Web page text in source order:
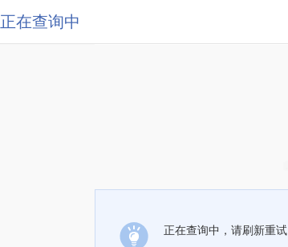
正在查询中
正在查询中，请刷新重试